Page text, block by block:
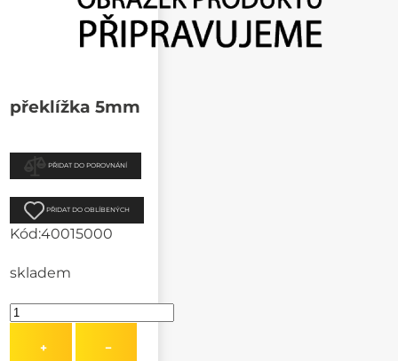
překlížka 5mm
PŘIDAT DO POROVNÁNÍ
PŘIDAT DO OBLÍBENÝCH
Kód:40015000
skladem
+ −